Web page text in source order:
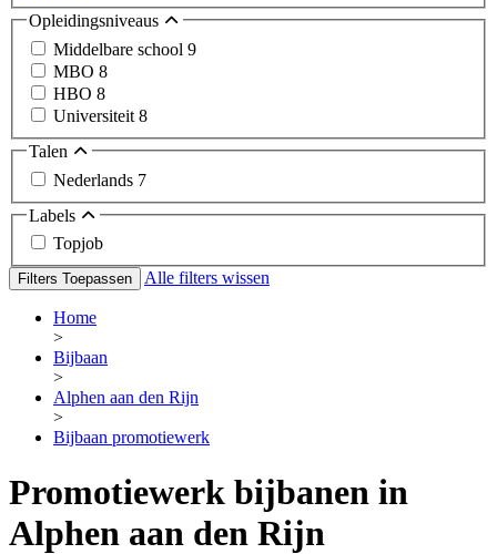
Opleidingsniveaus
Middelbare school 9
MBO 8
HBO 8
Universiteit 8
Talen
Nederlands 7
Labels
Topjob
Filters Toepassen Alle filters wissen
Home
>
Bijbaan
>
Alphen aan den Rijn
>
Bijbaan promotiewerk
Promotiewerk bijbanen in
Alphen aan den Rijn